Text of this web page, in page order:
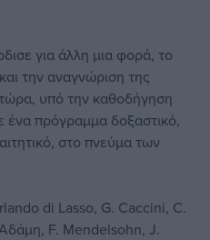
για άλλη μια φορά, το
την αναγνώριση της
υπό την καθοδήγηση
ένα πρόγραμμα δοξαστικό,
στο πνεύμα των
di Lasso, G. Caccini, C.
F. Mendelsohn, J.